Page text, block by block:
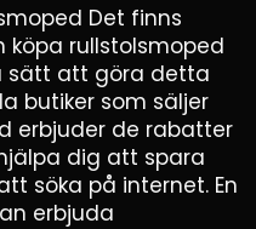
Det finns
rullstolsmoped
sätt att göra detta
butiker som säljer
erbjuder de rabatter
dig att spara
söka på internet. En
erbjuda